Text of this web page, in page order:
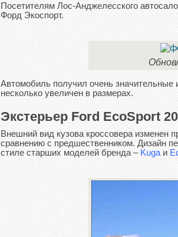
Посетителям Лос-Анджелесского
Форд Экоспорт.
Автомобиль получил очень
несколько увеличен в размерах.
Экстерьер Ford EcoSport
Внешний вид кузова кроссовера изменен
сравнению с предшественником. Дизайн
стиле старших моделей бренда – Kuga и